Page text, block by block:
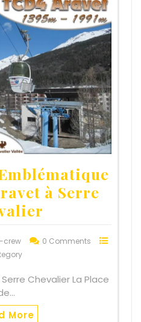
à Serre
crew
0 Comments
Chevalier La Place
More